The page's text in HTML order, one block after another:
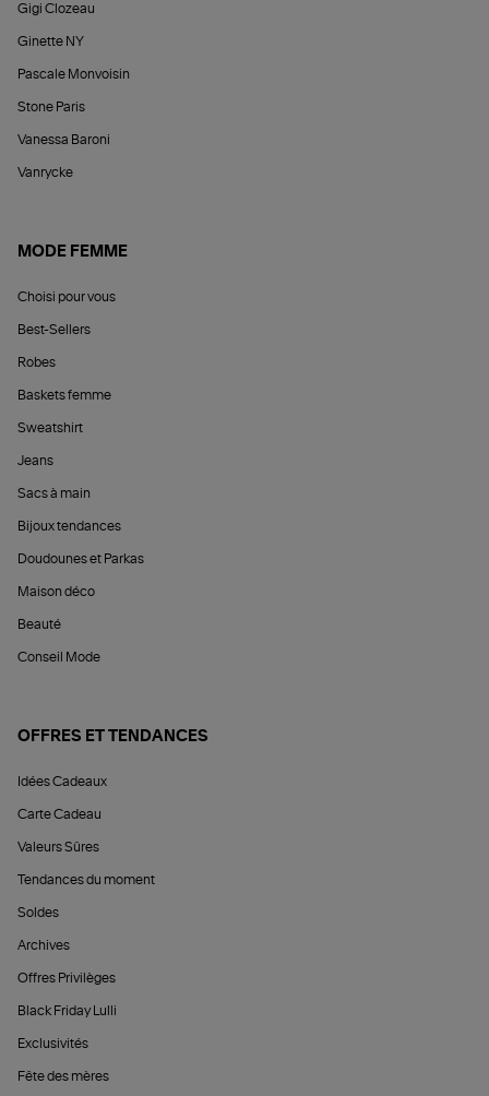
Gigi Clozeau
Ginette NY
Pascale Monvoisin
Stone Paris
Vanessa Baroni
Vanrycke
MODE FEMME
Choisi pour vous
Best-Sellers
Robes
Baskets femme
Sweatshirt
Jeans
Sacs à main
Bijoux tendances
Doudounes et Parkas
Maison déco
Beauté
Conseil Mode
OFFRES ET TENDANCES
Idées Cadeaux
Carte Cadeau
Valeurs Sûres
Tendances du moment
Soldes
Archives
Offres Privilèges
Black Friday Lulli
Exclusivités
Fête des mères